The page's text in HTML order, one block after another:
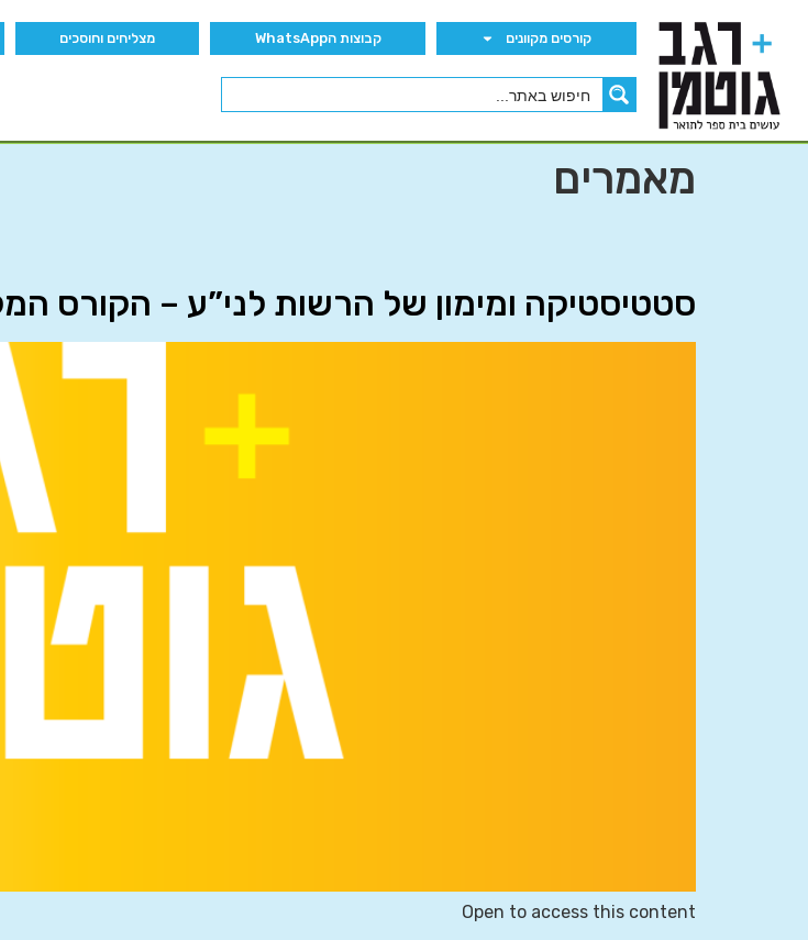
קורסים מקוונים קבוצות הWhatsApp מצליחים וחוסכים
מאמרים
סטטיסטיקה ומימון של הרשות לני”ע – הקורס
Open to access this content